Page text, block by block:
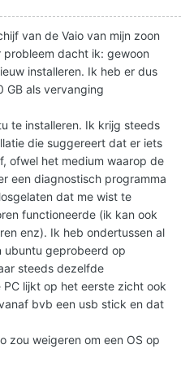
van de Vaio van mijn zoon
dacht ik: gewoon
installeren. Ik heb er dus
GB als vervanging
te installeren. Ik krijg steeds
die suggereert dat er iets
ofwel het medium waarop de
een diagnostisch programma
dat me wist te
functioneerde (ik kan ook
enz). Ik heb ondertussen al
ubuntu geprobeerd op
steeds dezelfde
lijkt op het eerste zicht ook
bvb een usb stick en dat
zou weigeren om een OS op